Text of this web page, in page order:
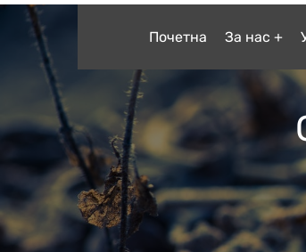
Почетна За нас